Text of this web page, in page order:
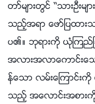
တာ္မ်ားတြင္ “သားဦးမ်
သည့္အရာ ေဖာ္ျပထားသ
ပ၏။ ဘုရားကို ယုံၾကည္
အလားအလာေကာင္း
န္ေသာ လမ္းေၾကာင္းကို
သည့္ အေလာင္းအစားကို